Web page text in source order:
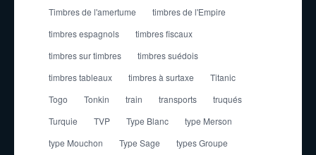
Timbres de l'amertume
timbres de l'Empire
timbres espagnols
timbres fiscaux
timbres sur timbres
timbres suédois
timbres tableaux
timbres à surtaxe
Titanic
Togo
Tonkin train transports
truqués
Turquie
TVP Type Blanc
type Merson
type Mouchon
Type Sage
types Groupe